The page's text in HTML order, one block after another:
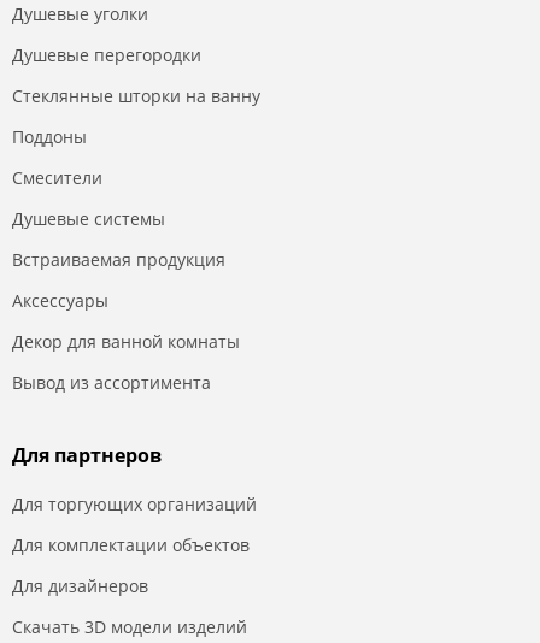
Душевые уголки
Душевые перегородки
Стеклянные шторки на ванну
Поддоны
Смесители
Душевые системы
Встраиваемая продукция
Аксессуары
Декор для ванной комнаты
Вывод из ассортимента
Для партнеров
Для торгующих организаций
Для комплектации объектов
Для дизайнеров
Скачать 3D модели изделий